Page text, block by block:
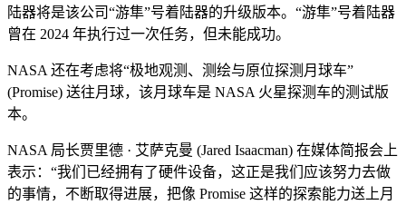
陆器将是该公司“游隼”号着陆器的升级版本。“游隼”号着陆器
曾在 2024 年执行过一次任务，但未能成功。
NASA 还在考虑将“极地观测、测绘与原位探测月球车”
(Promise) 送往月球，该月球车是 NASA 火星探测车的测试版
本。
NASA 局长贾里德 · 艾萨克曼 (Jared Isaacman) 在媒体简报会上
表示：“我们已经拥有了硬件设备，这正是我们应该努力去做
的事情，不断取得进展，把像 Promise 这样的探索能力送上月